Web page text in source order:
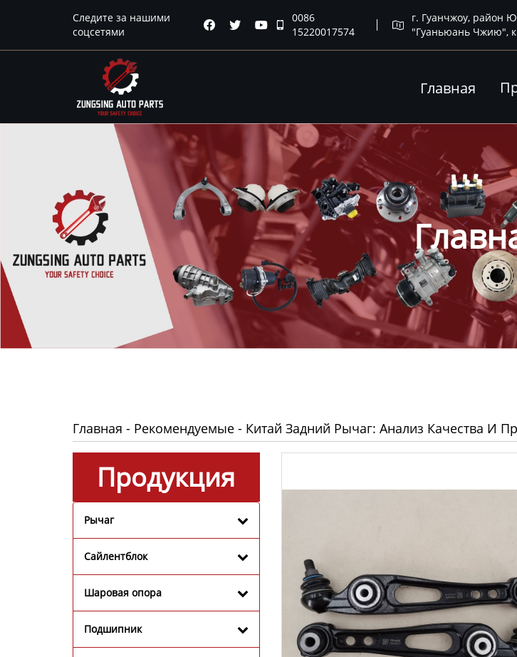
Следите за нашими
соцсетями
   
0086
15220017574

г. Гуанчжоу, район
"Гуаньюань Чжию",
Главная
Продукция
О нас
Главная - Рекомендуемые - Китай Задний Рычаг: Анализ Качества И
Продукция
Рычаг
Сайлентблок
Шаровая опора
Подшипник